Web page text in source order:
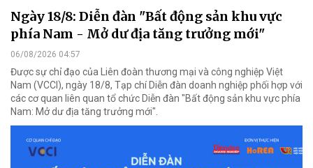
Ngày 18/8: Diễn đàn "Bất động sản khu vực
phía Nam - Mở dư địa tăng trưởng mới"
06/08/2026 04:57
Được sự chỉ đạo của Liên đoàn thương mại và công nghiệp Việt
Nam (VCCI), ngày 18/8, Tạp chí Diễn đàn doanh nghiệp phối hợp với
các cơ quan liên quan tổ chức Diễn đàn "Bất động sản khu vực phía
Nam: Mở dư địa tăng trưởng mới".